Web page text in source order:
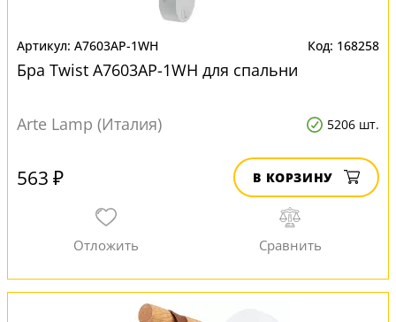
A7603AP-1WH 168258
Бра Twist A7603AP-1WH для спальни
Arte Lamp (Италия) 5206 шт.
563 ₽ В КОРЗИНУ